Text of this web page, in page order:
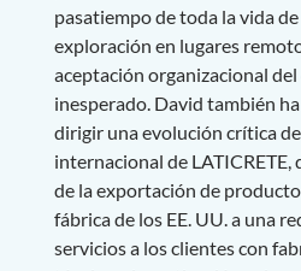
pasatiempo de toda la vida
exploración en lugares
aceptación organizacional
inesperado. David también
dirigir una evolución crítica
internacional de LATICRETE,
de la exportación de
fábrica de los EE. UU. a una
servicios a los clientes con